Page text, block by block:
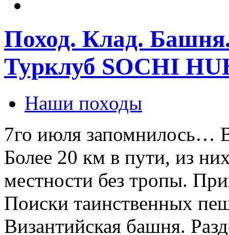
Поход. Клад.
Турклуб SOCHI
Наши походы
7го июля запомнилось…
Более 20 км в пути, из
местности без тропы.
Поиски таинственных
Византийская башня.